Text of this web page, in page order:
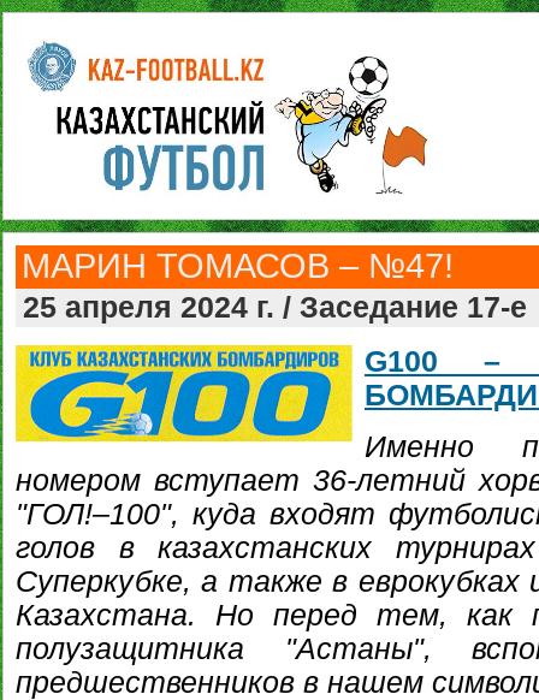
МАРИН ТОМАСОВ – №47!
25 апреля 2024 г. / Заседание 17-е
G100 –
Именно
номером вступает 36-летний
"ГОЛ!–100", куда входят
голов в казахстанских
Суперкубке, а также в еврокубках
Казахстана. Но перед тем, как
полузащитника "Астаны",
предшественников в нашем